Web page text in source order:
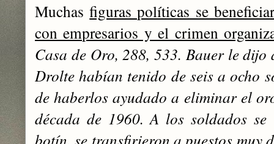
Muchasfiguras políticas se
con empresarios y el crimen
Casa de Oro, 288, 533. Bauer le
Drolte habían tenido de seis a ocho
de haberlos ayudado a eliminar el
década de 1960. A los soldados
botín, se transfirieron a puestos muy